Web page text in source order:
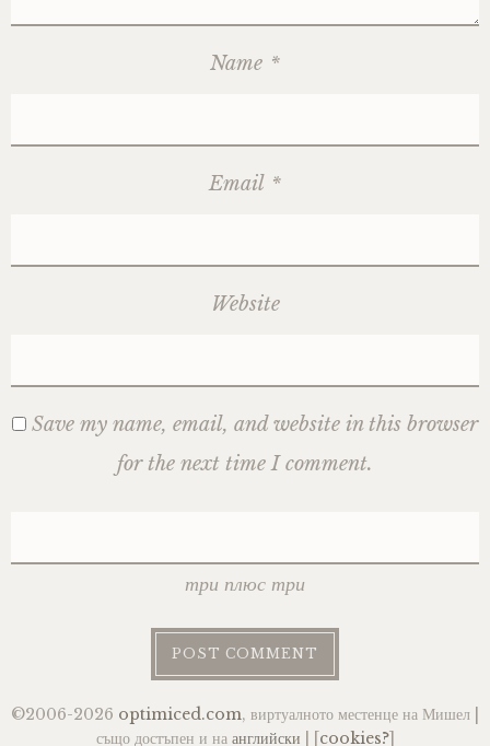
Name *
Email *
Website
Save my name, email, and website in this browser
for the next time I comment.
три плюс три
©2006-2026 optimiced.com, виртуалното местенце на Мишел |
също достъпен и на английски | [cookies?]